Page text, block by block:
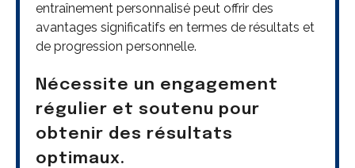
entraînement personnalisé peut offrir des
avantages significatifs en termes de résultats et
de progression personnelle.
Nécessite un engagement
régulier et soutenu pour
obtenir des résultats
optimaux.